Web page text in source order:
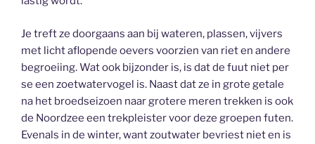
Je treft ze doorgaans aan bij wateren, plassen, vijvers
met licht aflopende oevers voorzien van riet en andere
begroeiing. Wat ook bijzonder is, is dat de fuut niet per
se een zoetwatervogel is. Naast dat ze in grote getale
na het broedseizoen naar grotere meren trekken is ook
de Noordzee een trekpleister voor deze groepen futen.
Evenals in de winter, want zoutwater bevriest niet en is